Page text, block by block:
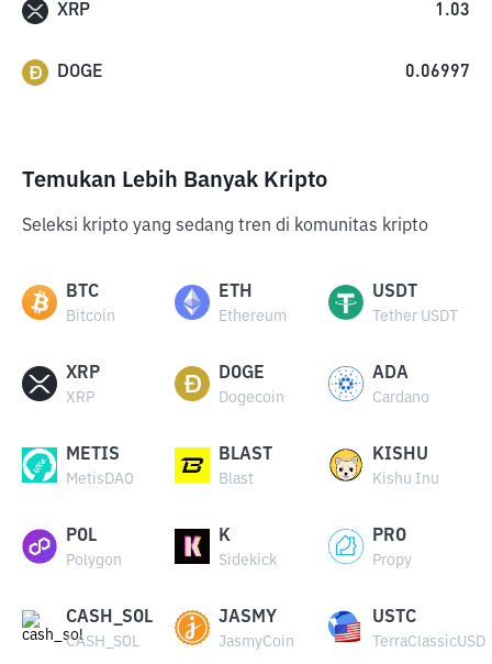
XRP 1.03
DOGE 0.06997
Temukan Lebih Banyak Kripto
Seleksi kripto yang sedang tren di komunitas kripto
BTC
Bitcoin
ETH
Ethereum
USDT
Tether USDT
XRP
XRP
DOGE
Dogecoin
ADA
Cardano
METIS
MetisDAO
BLAST
Blast
KISHU
Kishu Inu
POL
Polygon
K
Sidekick
PRO
Propy
CASH_SOL
CASH_SOL
JASMY
JasmyCoin
USTC
TerraClassicUSD